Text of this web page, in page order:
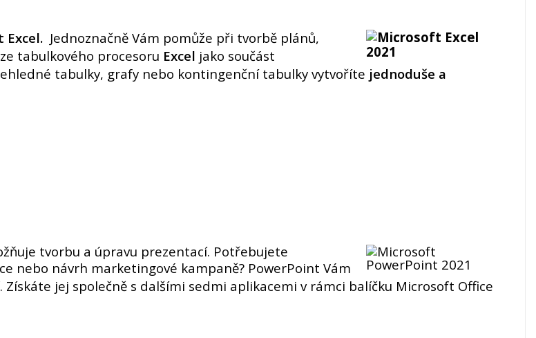
Excel. Jednoznačně Vám pomůže při tvorbě plánů,
tabulkového procesoru Excel jako součást
tabulky, grafy nebo kontingenční tabulky vytvoříte jednoduše a
tvorbu a úpravu prezentací. Potřebujete
nebo návrh marketingové kampaně? PowerPoint Vám
. Získáte jej společně s dalšími sedmi aplikacemi v rámci balíčku Microsoft Office